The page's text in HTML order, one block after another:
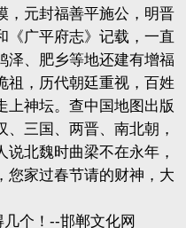
，元封福善平施公，明晋
《广平府志》记载，一直
泽、肥乡等地还建有增福
祖，历代朝廷重视，百姓
上神坛。查中国地图出版
三国、两晋、南北朝，
北魏时曲梁不在永年，
您家过春节请的财神，大